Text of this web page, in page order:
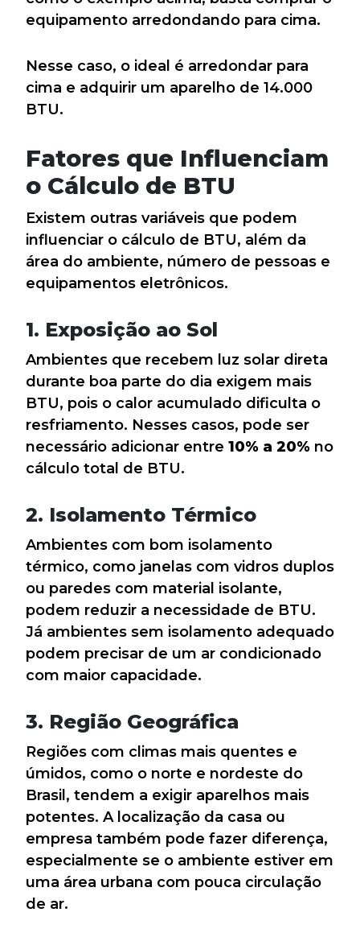
equipamento arredondando para cima.
Nesse caso, o ideal é arredondar para
cima e adquirir um aparelho de 14.000
BTU.
Fatores que Influenciam
o Cálculo de BTU
Existem outras variáveis que podem
influenciar o cálculo de BTU, além da
área do ambiente, número de pessoas e
equipamentos eletrônicos.
1. Exposição ao Sol
Ambientes que recebem luz solar direta
durante boa parte do dia exigem mais
BTU, pois o calor acumulado dificulta o
resfriamento. Nesses casos, pode ser
necessário adicionar entre 10% a 20% no
cálculo total de BTU.
2. Isolamento Térmico
Ambientes com bom isolamento
térmico, como janelas com vidros duplos
ou paredes com material isolante,
podem reduzir a necessidade de BTU.
Já ambientes sem isolamento adequado
podem precisar de um ar condicionado
com maior capacidade.
3. Região Geográfica
Regiões com climas mais quentes e
úmidos, como o norte e nordeste do
Brasil, tendem a exigir aparelhos mais
potentes. A localização da casa ou
empresa também pode fazer diferença,
especialmente se o ambiente estiver em
uma área urbana com pouca circulação
de ar.